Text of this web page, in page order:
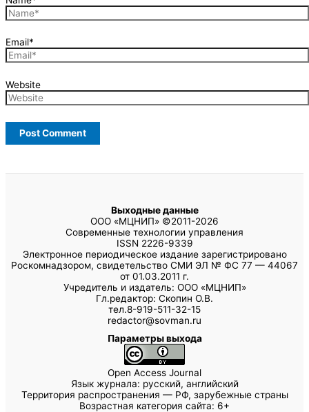
Email*
Website
Выходные данные
ООО «МЦНИП» ©2011-2026
Современные технологии управления
ISSN 2226-9339
Электронное периодическое издание зарегистрировано
Роскомнадзором, свидетельство СМИ ЭЛ № ФС 77 — 44067
от 01.03.2011 г.
Учредитель и издатель: ООО «МЦНИП»
Гл.редактор: Скопин О.В.
тел.8-919-511-32-15
redactor@sovman.ru
Параметры выхода
Open Access Journal
Язык журнала: русский, английский
Территория распространения — РФ, зарубежные страны
Возрастная категория сайта: 6+